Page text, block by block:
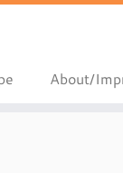
About/